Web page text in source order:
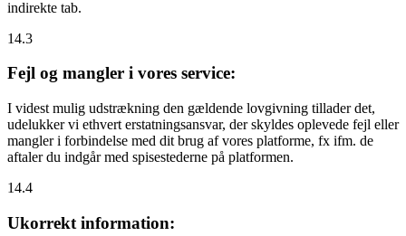
indirekte tab.
14.3
Fejl og mangler i vores service:
I videst mulig udstrækning den gældende lovgivning tillader det,
udelukker vi ethvert erstatningsansvar, der skyldes oplevede fejl eller
mangler i forbindelse med dit brug af vores platforme, fx ifm. de
aftaler du indgår med spisestederne på platformen.
14.4
Ukorrekt information: